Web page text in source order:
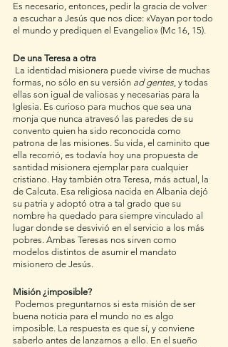
Es necesario, entonces, pedir la gracia de volver
a escuchar a Jesús que nos dice: «Vayan por todo
el mundo y prediquen el Evangelio» (Mc 16, 15).
De una Teresa a otra
formas, no sólo en su versión ad gentes, y todas
ellas son igual de valiosas y necesarias para la
Iglesia. Es curioso para muchos que sea una
monja que nunca atravesó las paredes de su
convento quien ha sido reconocida como
patrona de las misiones. Su vida, el caminito que
ella recorrió, es todavía hoy una propuesta de
santidad misionera ejemplar para cualquier
cristiano. Hay también otra Teresa, más actual, la
de Calcuta. Esa religiosa nacida en Albania dejó
su patria y adoptó otra a tal grado que su
nombre ha quedado para siempre vinculado al
lugar donde se desvivió en el servicio a los más
pobres. Ambas Teresas nos sirven como
modelos distintos de asumir el mandato
misionero de Jesús.
Misión ¿imposible?
buena noticia para el mundo no es algo
imposible. La respuesta es que sí, y conviene
saberlo antes de lanzarnos a ello. En el sueño